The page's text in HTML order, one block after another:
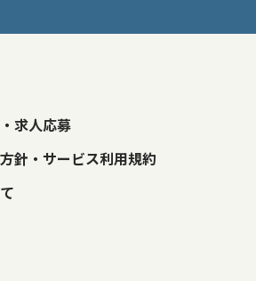
求人応募
針・サービス利用規約